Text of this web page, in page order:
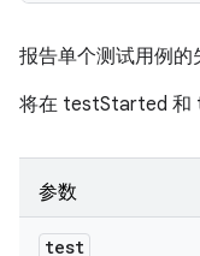
报告单个测试用例的
将在 testStarted 和
参数
test